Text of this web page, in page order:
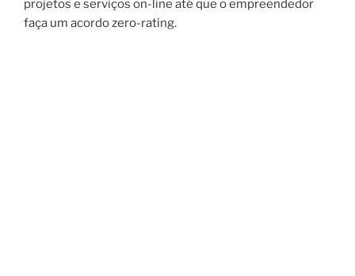
projetos e serviços on-line até que oempreendedor
faça um acordozero-rating.